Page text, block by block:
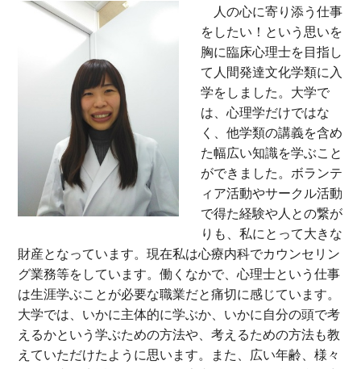
人の心に寄り添う仕事
をしたい！という思いを
胸に臨床心理士を目指し
て人間発達文化学類に入
学をしました。大学で
は、心理学だけではな
く、他学類の講義を含め
た幅広い知識を学ぶこと
ができました。ボランテ
ィア活動やサークル活動
で得た経験や人との繋が
りも、私にとって大きな
財産となっています。現在私は心療内科でカウンセリン
グ業務等をしています。働くなかで、心理士という仕事
は生涯学ぶことが必要な職業だと痛切に感じています。
大学では、いかに主体的に学ぶか、いかに自分の頭で考
えるかという学ぶための方法や、考えるための方法も教
えていただけたように思います。また、広い年齢、様々